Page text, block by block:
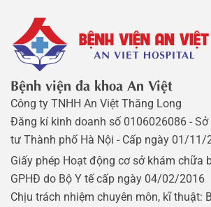
Bệnh viện đa khoa An Việt
Công ty TNHH An Việt Thăng Long
Đăng kí kinh doanh số 0106026086 -
tư Thành phố Hà Nội - Cấp ngày 01/11/
Giấy phép Hoạt động cơ sở khám chữa
GPHĐ do Bộ Y tế cấp ngày 04/02/2016
Chịu trách nhiệm chuyên môn, kĩ thuật: